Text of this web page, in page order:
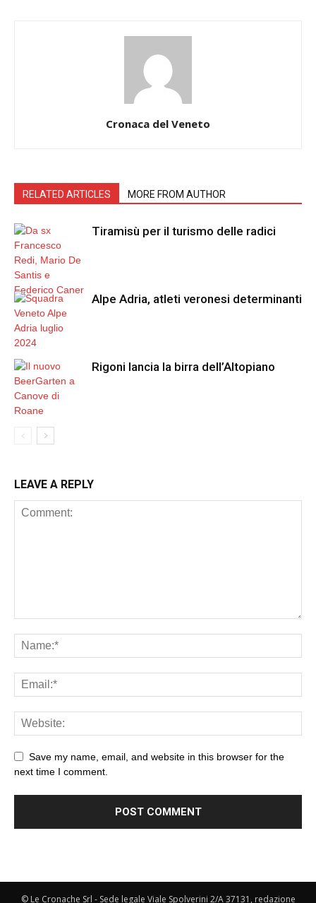
Cronaca del Veneto
RELATED ARTICLES MORE FROM AUTHOR
Tiramisù per il turismo delle radici
Alpe Adria, atleti veronesi determinanti
Rigoni lancia la birra dell’Altopiano
LEAVE A REPLY
Save my name, email, and website in this browser for the
next time I comment.
© Le Cronache Srl - Sede legale Viale Spolverini 2/A 37131, redazione